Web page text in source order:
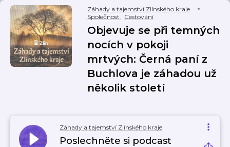
Záhady a tajemství Zlínského kraje
Společnost, Cestování
Objevuje se při temných
nocích v pokoji
mrtvých: Černá paní z
Buchlova je záhadou už
několik století
Záhady a tajemství Zlínského kraje
Poslechněte si podcast